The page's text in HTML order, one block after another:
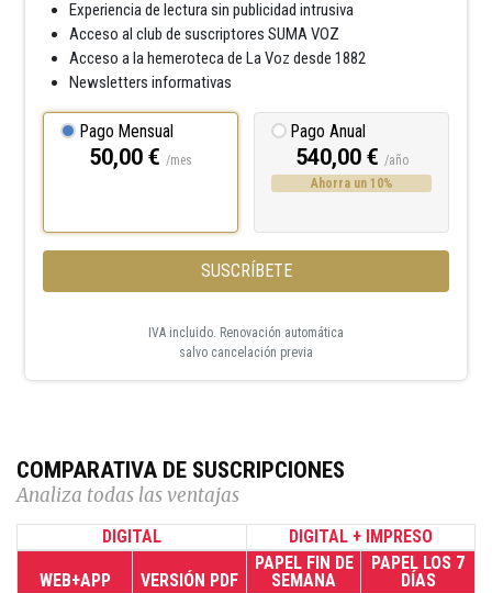
Experiencia de lectura sin publicidad intrusiva
Acceso al club de suscriptores SUMA VOZ
Acceso a la hemeroteca de La Voz desde 1882
Newsletters informativas
Pago Mensual
50,00 € /mes
Pago Anual
540,00 € /año
Ahorra un 10%
SUSCRÍBETE
IVA incluido. Renovación automática
salvo cancelación previa
COMPARATIVA DE SUSCRIPCIONES
Analiza todas las ventajas
DIGITAL DIGITAL + IMPRESO
WEB+APP VERSIÓN PDF
PAPEL FIN DE
SEMANA
PAPEL LOS 7
DÍAS